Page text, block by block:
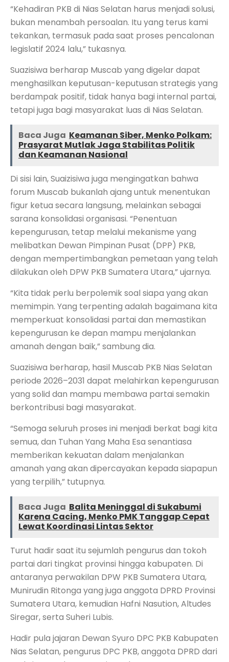
“Kehadiran PKB di Nias Selatan harus menjadi solusi,
bukan menambah persoalan. Itu yang terus kami
tekankan, termasuk pada saat proses pencalonan
legislatif 2024 lalu,” tukasnya.
Suazisiwa berharap Muscab yang digelar dapat
menghasilkan keputusan-keputusan strategis yang
berdampak positif, tidak hanya bagi internal partai,
tetapi juga bagi masyarakat luas di Nias Selatan.
Baca Juga Keamanan Siber, Menko Polkam:
Prasyarat Mutlak Jaga Stabilitas Politik
dan Keamanan Nasional
Di sisi lain, Suaizisiwa juga mengingatkan bahwa
forum Muscab bukanlah ajang untuk menentukan
figur ketua secara langsung, melainkan sebagai
sarana konsolidasi organisasi. “Penentuan
kepengurusan, tetap melalui mekanisme yang
melibatkan Dewan Pimpinan Pusat (DPP) PKB,
dengan mempertimbangkan pemetaan yang telah
dilakukan oleh DPW PKB Sumatera Utara,” ujarnya.
“Kita tidak perlu berpolemik soal siapa yang akan
memimpin. Yang terpenting adalah bagaimana kita
memperkuat konsolidasi partai dan memastikan
kepengurusan ke depan mampu menjalankan
amanah dengan baik,” sambung dia.
Suazisiwa berharap, hasil Muscab PKB Nias Selatan
periode 2026–2031 dapat melahirkan kepengurusan
yang solid dan mampu membawa partai semakin
berkontribusi bagi masyarakat.
“Semoga seluruh proses ini menjadi berkat bagi kita
semua, dan Tuhan Yang Maha Esa senantiasa
memberikan kekuatan dalam menjalankan
amanah yang akan dipercayakan kepada siapapun
yang terpilih,” tutupnya.
Baca Juga Balita Meninggal di Sukabumi
Karena Cacing, Menko PMK Tanggap Cepat
Lewat Koordinasi Lintas Sektor
Turut hadir saat itu sejumlah pengurus dan tokoh
partai dari tingkat provinsi hingga kabupaten. Di
antaranya perwakilan DPW PKB Sumatera Utara,
Munirudin Ritonga yang juga anggota DPRD Provinsi
Sumatera Utara, kemudian Hafni Nasution, Altudes
Siregar, serta Suheri Lubis.
Hadir pula jajaran Dewan Syuro DPC PKB Kabupaten
Nias Selatan, pengurus DPC PKB, anggota DPRD dari